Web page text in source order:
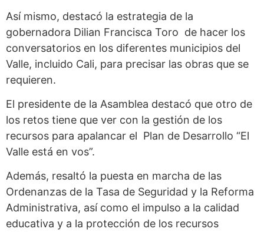
Así mismo, destacó la estrategia de la
gobernadora Dilian Francisca Toro de hacer los
conversatorios en los diferentes municipios del
Valle, incluido Cali, para precisar las obras que se
requieren.
El presidente de la Asamblea destacó que otro de
los retos tiene que ver con la gestión de los
recursos para apalancar el Plan de Desarrollo “El
Valle está en vos”.
Además, resaltó la puesta en marcha de las
Ordenanzas de la Tasa de Seguridad y la Reforma
Administrativa, así como el impulso a la calidad
educativa y a la protección de los recursos